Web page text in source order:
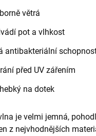
větrá
pot a vlhkost
antibakteriální
před UV zářením
na dotek
je velmi jemná,
z nejvhodnějších